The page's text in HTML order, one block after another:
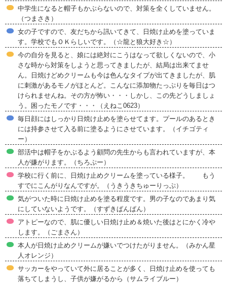
中学生になると帽子もかぶらないので、対策を全くしていません。
（つまさき）
女の子ですので、友だちから訊いてきて、日焼け止めを塗っていま
す。学校でもＯＫらしいです。（☆龍と狼大好き☆）
今の自分を見ると、娘には絶対にこうはなって欲しくないので、小
さな時から対策をしようと思ってきましたが、結局は出来てませ
ん。日焼けどめクリームも今は色んなタイプが出てきましたが、肌
に刺激があるモノがほとんど。こんなに添加物たっぷりを毎日はつ
けられませんね。その方が怖い・・・しかし、この先どうしましょ
う。困ったモノです・・・（えねこ0623）
毎日顔にはしっかり日焼け止めを塗らせてます。プールのあるとき
には持参させて入る前に塗るようにさせています。（イチゴティ
ー）
部活中は帽子をかぶるよう顧問の先生からも言われていますが、本
人が嫌がります。（ちろぷー）
学校に行く前に、日焼け止めクリームを塗っている様子。 もう
すでにこんがりなんですが。（うきうきちゅーりっぷ）
気がついた時に日焼け止めを塗る程度です。男の子なのであまり気
にしていないようです。（すずきぱんぱん）
アトピーなので、肌に優しい日焼け止め＆焼いた後はとにかく冷や
します。（ごまさん）
本人が日焼け止めクリームが嫌いでつけたがりません。（みかん星
人オレンジ）
サッカーをやっていて外に居ることが多く、日焼け止めを使っても
落ちてしまうし、子供が嫌がるから（サムライブルー）